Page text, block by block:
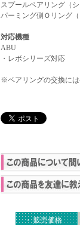
スプールベアリング（
パーミング側Ｏリング
対応機種
ABU
・レボシリーズ対応
※ベアリングの交換に
・ 販売価格